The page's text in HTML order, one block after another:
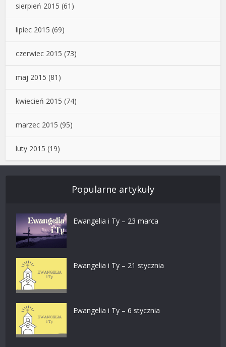
sierpień 2015 (61)
lipiec 2015 (69)
czerwiec 2015 (73)
maj 2015 (81)
kwiecień 2015 (74)
marzec 2015 (95)
luty 2015 (19)
Popularne artykuły
Ewangelia i Ty – 23 marca
Ewangelia i Ty – 21 stycznia
Ewangelia i Ty – 6 stycznia